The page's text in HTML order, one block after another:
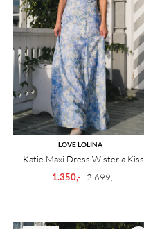
LOVE LOLINA
Katie Maxi Dress Wisteria Kiss
1.350,- 2.699,-